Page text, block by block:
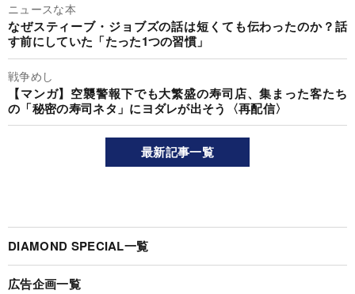
ニュースな本
なぜスティーブ・ジョブズの話は短くても伝わったのか？話
す前にしていた「たった1つの習慣」
戦争めし
【マンガ】空襲警報下でも大繁盛の寿司店、集まった客たち
の「秘密の寿司ネタ」にヨダレが出そう〈再配信〉
最新記事一覧
DIAMOND SPECIAL一覧
広告企画一覧